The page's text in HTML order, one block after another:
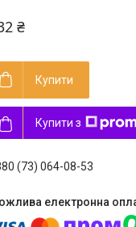
₴
Купити
Купити з
(73) 064-08-53